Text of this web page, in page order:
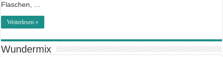
Flaschen, …
Weiterlesen »
Wundermix